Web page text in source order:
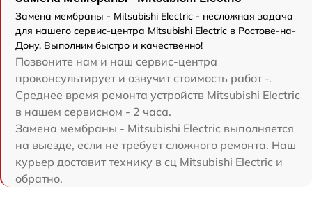
Замена мембраны - Mitsubishi Electric - несложная задача
для нашего сервис-центра Mitsubishi Electric в Ростове-на-
Дону. Выполним быстро и качественно!
Позвоните нам и наш сервис-центра
проконсультирует и озвучит стоимость работ -.
Среднее время ремонта устройств Mitsubishi Electric
в нашем сервисном - 2 часа.
Замена мембраны - Mitsubishi Electric выполняется
на выезде, если не требует сложного ремонта. Наш
курьер доставит технику в сц Mitsubishi Electric и
обратно.